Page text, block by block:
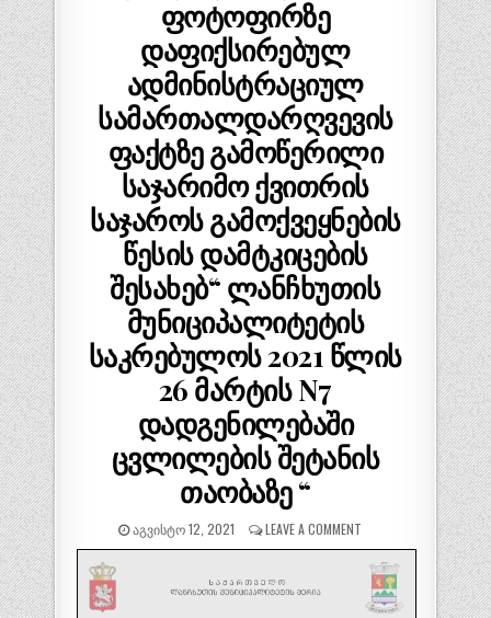
ფოტოფირზე
დაფიქსირებულ
ადმინისტრაციულ
სამართალდარღვევის
ფაქტზე გამოწერილი
საჯარიმო ქვითრის
საჯაროს გამოქვეყნების
წესის დამტკიცების
შესახებ“ ლანჩხუთის
მუნიციპალიტეტის
საკრებულოს 2021 წლის
26 მარტის N7
დადგენილებაში
ცვლილების შეტანის
თაობაზე “
ᲐᲒᲕᲘᲡᲢᲝ 12, 2021 LEAVE A COMMENT